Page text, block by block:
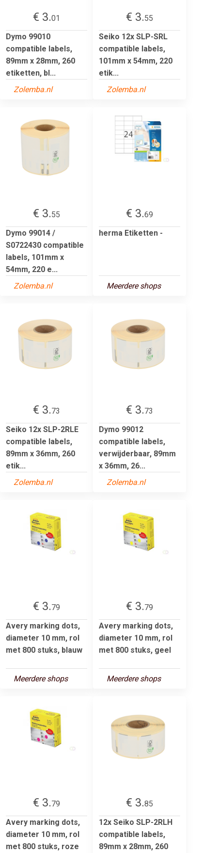
€ 3.01
Dymo 99010
compatible labels,
89mm x 28mm, 260
etiketten, bl...
Zolemba.nl
€ 3.55
Seiko 12x SLP-SRL
compatible labels,
101mm x 54mm, 220
etik...
Zolemba.nl
€ 3.55
Dymo 99014 /
S0722430 compatible
labels, 101mm x
54mm, 220 e...
Zolemba.nl
€ 3.69
herma Etiketten -
Meerdere shops
€ 3.73
Seiko 12x SLP-2RLE
compatible labels,
89mm x 36mm, 260
etik...
Zolemba.nl
€ 3.73
Dymo 99012
compatible labels,
verwijderbaar, 89mm
x 36mm, 26...
Zolemba.nl
€ 3.79
Avery marking dots,
diameter 10 mm, rol
met 800 stuks, blauw
Meerdere shops
€ 3.79
Avery marking dots,
diameter 10 mm, rol
met 800 stuks, geel
Meerdere shops
€ 3.79
Avery marking dots,
diameter 10 mm, rol
met 800 stuks, roze
€ 3.85
12x Seiko SLP-2RLH
compatible labels,
89mm x 28mm, 260